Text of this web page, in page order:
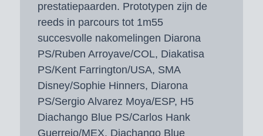
prestatiepaarden. Prototypen zijn de
reeds in parcours tot 1m55
succesvolle nakomelingen Diarona
PS/Ruben Arroyave/COL, Diakatisa
PS/Kent Farrington/USA, SMA
Disney/Sophie Hinners, Diarona
PS/Sergio Alvarez Moya/ESP, H5
Diachango Blue PS/Carlos Hank
Guerreio/MEX, Diachango Blue